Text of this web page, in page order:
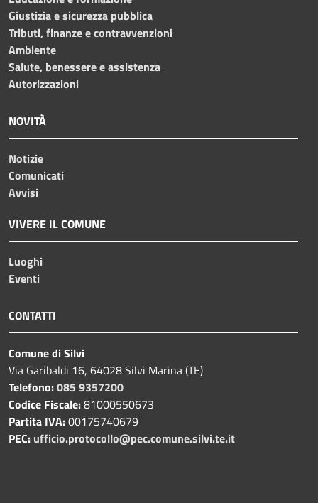
Giustizia e sicurezza pubblica
Tributi, finanze e contravvenzioni
Ambiente
Salute, benessere e assistenza
Autorizzazioni
NOVITÀ
Notizie
Comunicati
Avvisi
VIVERE IL COMUNE
Luoghi
Eventi
CONTATTI
Comune di Silvi
Via Garibaldi 16, 64028 Silvi Marina (TE)
Telefono:085 9357200
Codice Fiscale:81000550673
Partita IVA:00175740679
PEC: ufficio.protocollo@pec.comune.silvi.te.it